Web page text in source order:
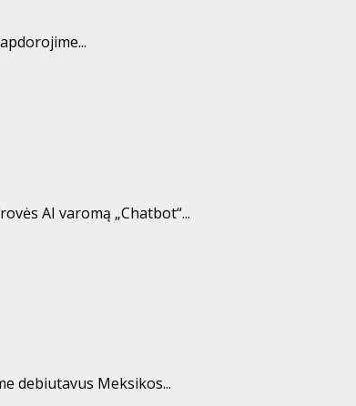
AI varomą „Chatbot“...
debiutavus Meksikos...